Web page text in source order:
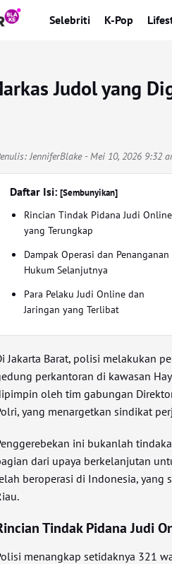
Selebriti K-Pop
Judol yang
JenniferBlake- Mei 10, 2026 9:32
Daftar Isi:[Sembunyikan]
Rincian Tindak Pidana Judi Online
yang Terungkap
Dampak Operasi dan Penanganan
Hukum Selanjutnya
Para Pelaku Judi Online dan
Jaringan yang Terlibat
Jakarta Barat, polisi melakukan
perkantoran di kawasan
oleh tim gabungan
yang menargetkan sindikat
ini bukanlah
dari upaya berkelanjutan
beroperasi di Indonesia, yang
Tindak Pidana Judi
menangkap setidaknya 321